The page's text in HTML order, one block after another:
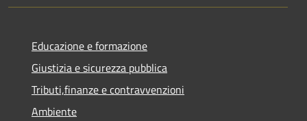
Educazione e formazione
Giustizia e sicurezza pubblica
Tributi,finanze e contravvenzioni
Ambiente